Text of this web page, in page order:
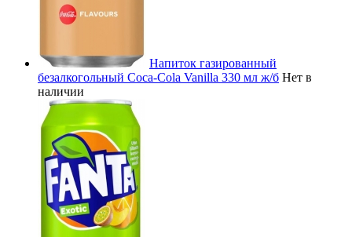
Напиток газированный
безалкогольный Coca-Cola Vanilla 330 мл ж/б Нет в
наличии